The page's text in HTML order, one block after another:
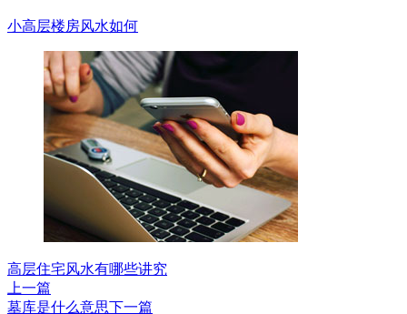
小高层楼房风水如何
高层住宅风水有哪些讲究
上一篇
墓库是什么意思下一篇